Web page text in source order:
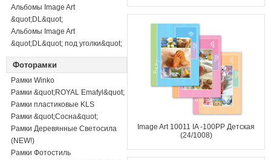
Альбомы Image Art
&quot;DL&quot;
Альбомы Image Art
&quot;DL&quot; под уголки&quot;
Фоторамки
Рамки Winko
Рамки &quot;ROYAL Emafyl&quot;
Рамки пластиковые KLS
Рамки &quot;Сосна&quot;
Рамки Деревянные Светосила
(NEW!)
Рамки Фотостиль
Image Art 10011 IA -100PP Детская
(24/1008)